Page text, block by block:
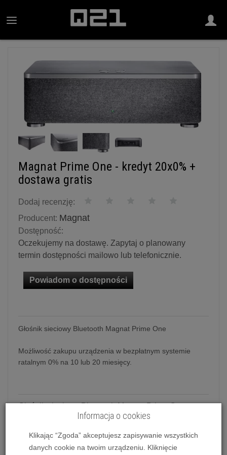
Magnat Prime One - kredyt 20x0% +
dostawa gratis
Dodaj recenzję:
Producent: Magnat
Dostępność:
Oczekujemy na dostawę. Zapytaj o planowany
termin dostępności mailowo lub telefonicznie.
Powiadom o dostępności
Głośnik sieciowy Bluetooth Magnat Prime One
Możliwość zakupu urządzenia w bezpłatnym systemie
ratalnym 0% na 10 lub 20 miesięcy.
Głośnik sieciowy Bluetooth Magnat Prime One
Nazwa mówi wszystko: Magnat Prime One to numer
1 nowej serii Connected Audio firmy Magnat. Tworzy
Informacja o cookies
Klikając “Zgoda” akceptujesz zapisywanie wszystkich
danych cookie na twoim urządzeniu. Kliknięcie